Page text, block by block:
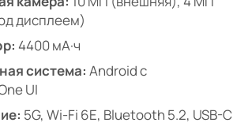
дисплеем)
4400 мА·ч
система: Android с
UI
5G, Wi-Fi 6E, Bluetooth 5.2, USB-C